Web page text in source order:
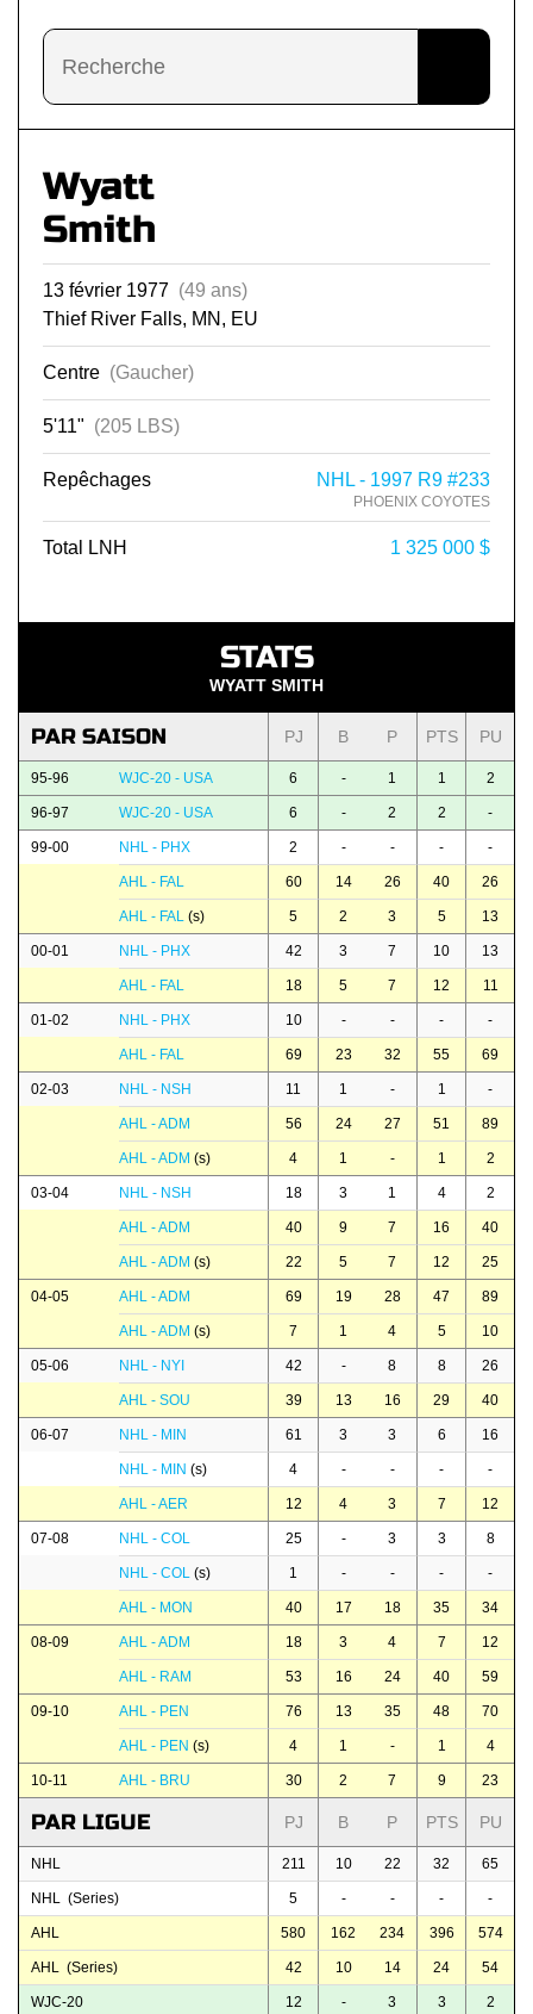
Wyatt
Smith
13 février 1977 (49 ans)
Thief River Falls, MN, EU
Centre (Gaucher)
5'11" (205 LBS)
Repêchages NHL - 1997 R9 #233
PHOENIX COYOTES
Total LNH 1 325 000 $
STATS
WYATT SMITH
PAR SAISON PJ B P PTS PU
95-96 WJC-20 - USA 6 - 1 1 2
96-97 WJC-20 - USA 6 - 2 2 -
99-00 NHL - PHX 2 - - - -
AHL - FAL 60 14 26 40 26
AHL - FAL (s) 5 2 3 5 13
00-01 NHL - PHX 42 3 7 10 13
AHL - FAL 18 5 7 12 11
01-02 NHL - PHX 10 - - - -
AHL - FAL 69 23 32 55 69
02-03 NHL - NSH 11 1 - 1 -
AHL - ADM 56 24 27 51 89
AHL - ADM (s) 4 1 - 1 2
03-04 NHL - NSH 18 3 1 4 2
AHL - ADM 40 9 7 16 40
AHL - ADM (s) 22 5 7 12 25
04-05 AHL - ADM 69 19 28 47 89
AHL - ADM (s) 7 1 4 5 10
05-06 NHL - NYI 42 - 8 8 26
AHL - SOU 39 13 16 29 40
06-07 NHL - MIN 61 3 3 6 16
NHL - MIN (s) 4 - - - -
AHL - AER 12 4 3 7 12
07-08 NHL - COL 25 - 3 3 8
NHL - COL (s) 1 - - - -
AHL - MON 40 17 18 35 34
08-09 AHL - ADM 18 3 4 7 12
AHL - RAM 53 16 24 40 59
09-10 AHL - PEN 76 13 35 48 70
AHL - PEN (s) 4 1 - 1 4
10-11 AHL - BRU 30 2 7 9 23
PAR LIGUE PJ B P PTS PU
NHL 211 10 22 32 65
NHL (Series) 5 - - - -
AHL 580 162 234 396 574
AHL (Series) 42 10 14 24 54
WJC-20 12 - 3 3 2